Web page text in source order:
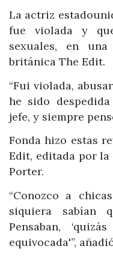
La actriz
fue violada y
sexuales, en
británica The Edit.
“Fui violada,
he sido
jefe, y siempre
Fonda hizo estas
Edit, editada por
Porter.
“Conozco a
siquiera sabían
Pensaban,
equivocada'”,